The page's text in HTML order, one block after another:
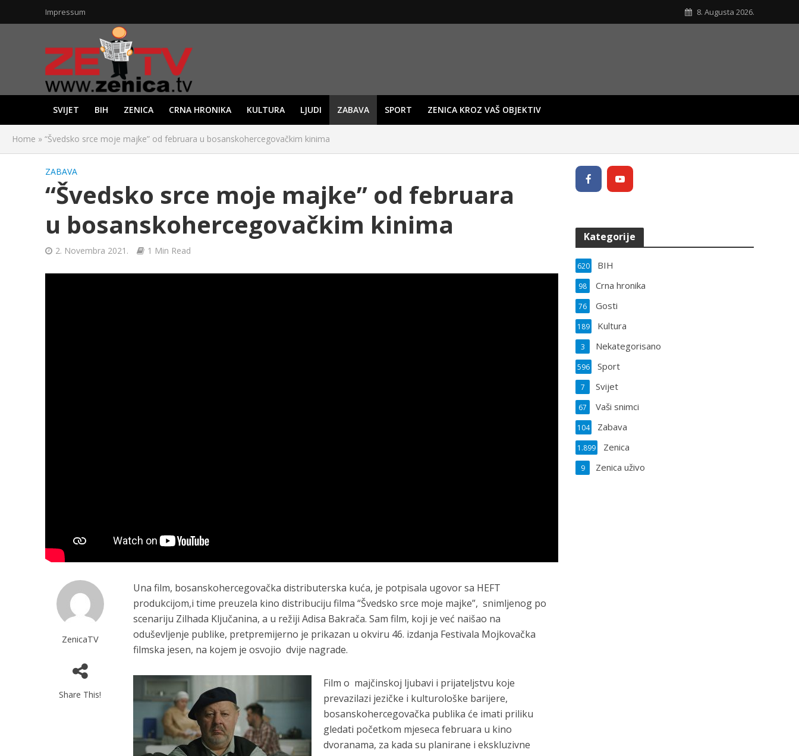
Impressum 8. Augusta 2026.
SVIJET BIH ZENICA CRNA HRONIKA KULTURA LJUDI ZABAVA SPORT ZENICA KROZ VAŠ OBJEKTIV
Home » “Švedsko srce moje majke” od februara u bosanskohercegovačkim kinima
ZABAVA
“Švedsko srce moje majke” od februara
u bosanskohercegovačkim kinima
2. Novembra 2021. 1 Min Read
ZenicaTV
Share This!
Una film, bosanskohercegovačka distributerska kuća, je potpisala ugovor sa HEFT
produkcijom,i time preuzela kino distribuciju filma “Švedsko srce moje majke”, snimljenog po
scenariju Zilhada Ključanina, a u režiji Adisa Bakrača. Sam film, koji je već naišao na
oduševljenje publike, pretpremijerno je prikazan u okviru 46. izdanja Festivala Mojkovačka
filmska jesen, na kojem je osvojio dvije nagrade.
Film o majčinskoj ljubavi i prijateljstvu koje
prevazilazi jezičke i kulturološke barijere,
bosanskohercegovačka publika će imati priliku
gledati početkom mjeseca februara u kino
dvoranama, za kada su planirane i ekskluzivne
Kategorije
BIH
620
Crna hronika
98
Gosti
76
Kultura
189
Nekategorisano
3
Sport
596
Svijet
7
Vaši snimci
67
Zabava
104
Zenica
1.899
Zenica uživo
9